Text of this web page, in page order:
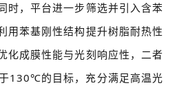
时，平台进一步筛选并引入含苯
用苯基刚性结构提升树脂耐热性
化成膜性能与光刻响应性，二者
130℃的目标，充分满足高温光